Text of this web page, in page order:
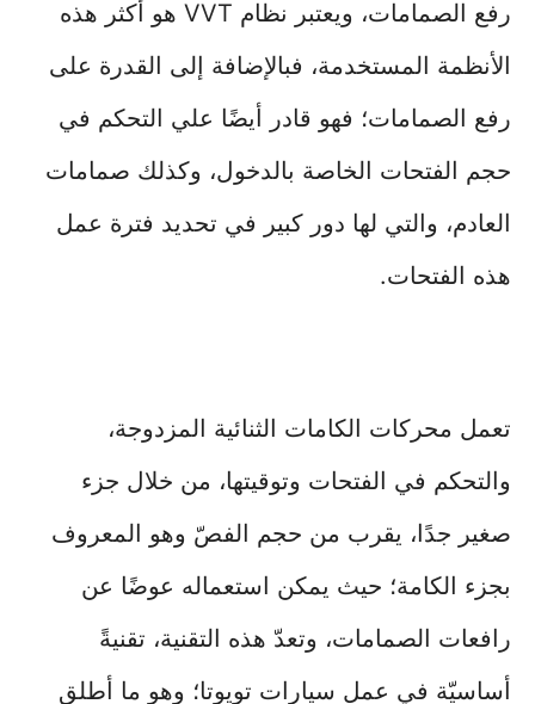
رفع الصمامات، ويعتبر نظام VVT هو أكثر هذه
الأنظمة المستخدمة، فبالإضافة إلى القدرة على
رفع الصمامات؛ فهو قادر أيضًا علي التحكم في
حجم الفتحات الخاصة بالدخول، وكذلك صمامات
العادم، والتي لها دور كبير في تحديد فترة عمل
هذه الفتحات.
تعمل محركات الكامات الثنائية المزدوجة،
والتحكم في الفتحات وتوقيتها، من خلال جزء
صغير جدًا، يقرب من حجم الفصّ وهو المعروف
بجزء الكامة؛ حيث يمكن استعماله عوضًا عن
رافعات الصمامات، وتعدّ هذه التقنية، تقنيةً
أساسيّة في عمل سيارات تويوتا؛ وهو ما أطلق